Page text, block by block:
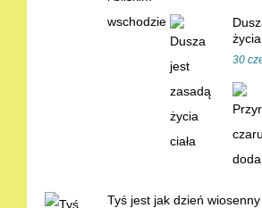
życia
30
Tyś jest jak dzień wiosenny